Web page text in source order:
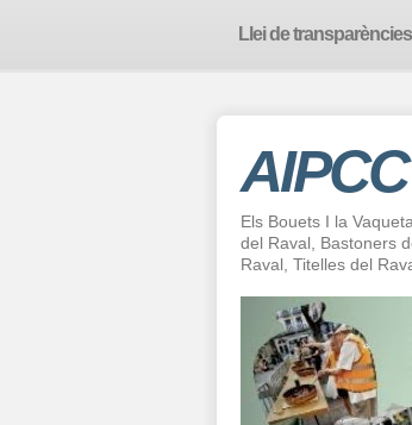
Llei de transparències
AIPCC
Els Bouets I la
del Raval, Bastoners
Raval, Titelles del